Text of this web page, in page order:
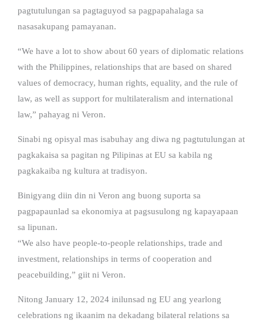
pagtutulungan sa pagtaguyod sa pagpapahalaga sa
nasasakupang pamayanan.
“We have a lot to show about 60 years of diplomatic relations
with the Philippines, relationships that are based on shared
values of democracy, human rights, equality, and the rule of
law, as well as support for multilateralism and international
law,” pahayag ni Veron.
Sinabi ng opisyal mas isabuhay ang diwa ng pagtutulungan at
pagkakaisa sa pagitan ng Pilipinas at EU sa kabila ng
pagkakaiba ng kultura at tradisyon.
Binigyang diin din ni Veron ang buong suporta sa
pagpapaunlad sa ekonomiya at pagsusulong ng kapayapaan
sa lipunan.
“We also have people-to-people relationships, trade and
investment, relationships in terms of cooperation and
peacebuilding,” giit ni Veron.
Nitong January 12, 2024 inilunsad ng EU ang yearlong
celebrations ng ikaanim na dekadang bilateral relations sa